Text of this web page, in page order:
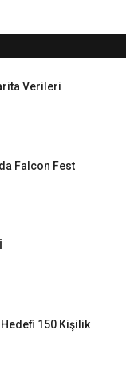
Verileri
Falcon Fest
150 Kişilik